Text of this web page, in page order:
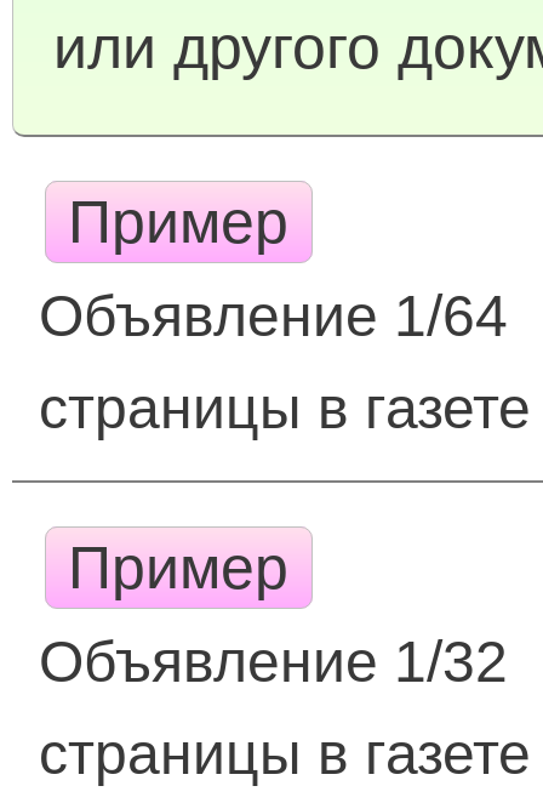
или другого
Пример
Объявление 1/64
страницы в газете
Пример
Объявление 1/32
страницы в газете